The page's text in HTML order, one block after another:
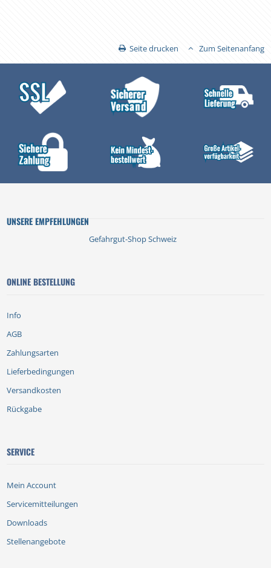
Seite drucken Zum Seitenanfang
UNSERE EMPFEHLUNGEN
Gefahrgut-Shop Schweiz
ONLINE BESTELLUNG
Info
AGB
Zahlungsarten
Lieferbedingungen
Versandkosten
Rückgabe
SERVICE
Mein Account
Servicemitteilungen
Downloads
Stellenangebote